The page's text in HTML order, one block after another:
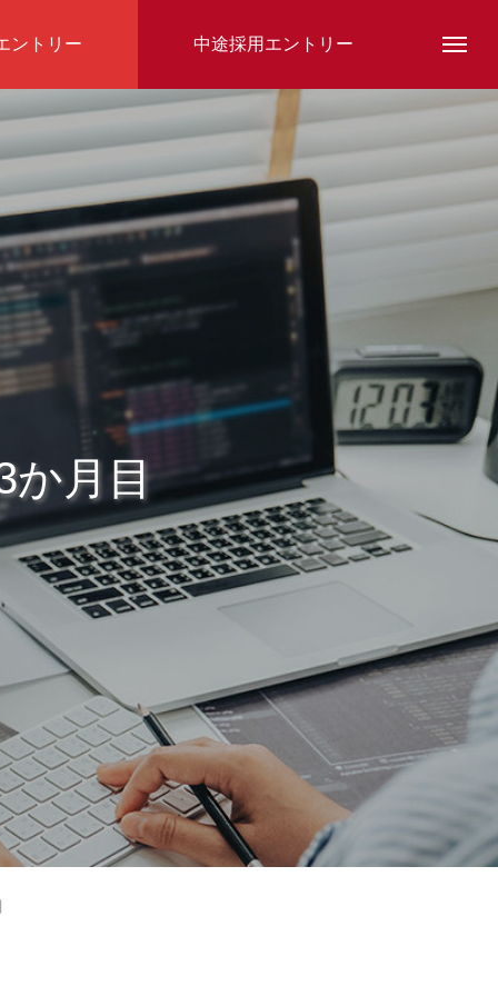
ントリー 中途採用エントリー
スタッフ紹介
デザイナーの1週間
【業務委託】Webデザイナー
か月目